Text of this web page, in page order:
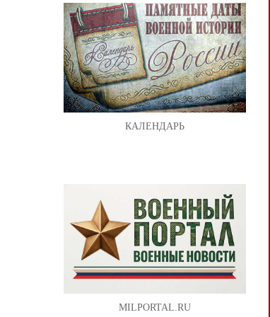
КАЛЕНДАРЬ
MILPORTAL.RU